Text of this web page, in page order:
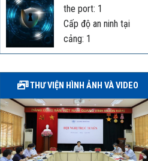
the port: 1
Cấp độ an ninh tại
cảng: 1
THƯ VIỆN HÌNH ẢNH VÀ VIDEO